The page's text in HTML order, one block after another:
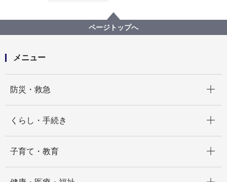
ページトップへ
メニュー
防災・救急
くらし・手続き
子育て・教育